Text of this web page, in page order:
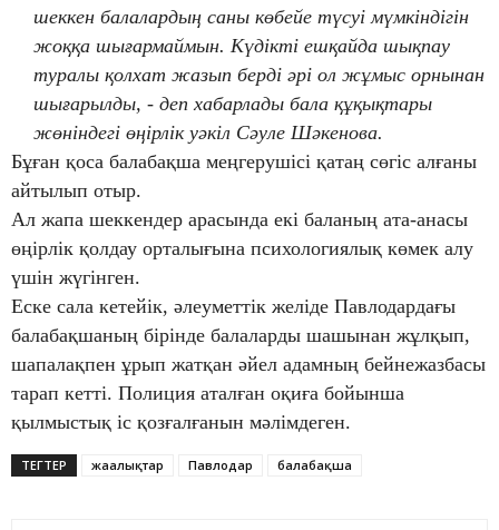
шеккен балалардың саны көбейе түсуі мүмкіндігін
жоққа шығармаймын. Күдікті ешқайда шықпау
туралы қолхат жазып берді әрі ол жұмыс орнынан
шығарылды, - деп хабарлады бала құқықтары
жөніндегі өңірлік уәкіл Сәуле Шәкенова.
Бұған қоса балабақша меңгерушісі қатаң сөгіс алғаны
айтылып отыр.
Ал жапа шеккендер арасында екі баланың ата-анасы
өңірлік қолдау орталығына психологиялық көмек алу
үшін жүгінген.
Еске сала кетейік, әлеуметтік желіде Павлодардағы
балабақшаның бірінде балаларды шашынан жұлқып,
шапалақпен ұрып жатқан әйел адамның бейнежазбасы
тарап кетті. Полиция аталған оқиға бойынша
қылмыстық іс қозғалғанын мәлімдеген.
ТЕГТЕР жаңалықтар Павлодар балабақша